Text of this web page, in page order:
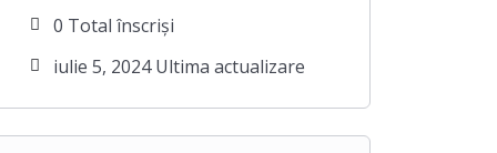
0 Total înscriși
iulie 5, 2024 Ultima actualizare